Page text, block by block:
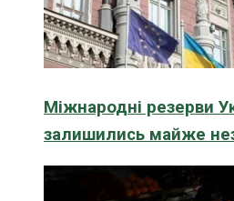
Міжнародні резерви
залишились майже